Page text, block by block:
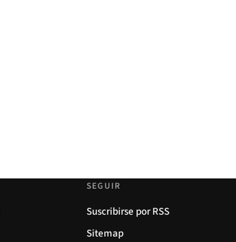
SEGUIR
Suscribirse por RSS
Sitemap